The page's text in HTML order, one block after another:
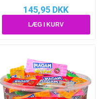
145,95 DKK